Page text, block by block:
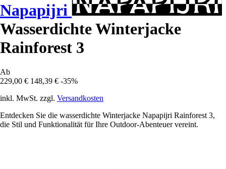
Napapijri
Wasserdichte Winterjacke
Rainforest 3
Ab
229,00 € 148,39 € -35%
inkl. MwSt. zzgl. Versandkosten
Entdecken Sie die wasserdichte Winterjacke Napapijri Rainforest 3,
die Stil und Funktionalität für Ihre Outdoor-Abenteuer vereint.